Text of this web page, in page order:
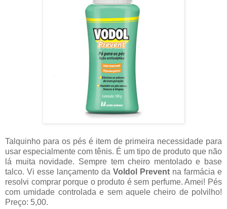
Talquinho para os pés é item de primeira necessidade para
usar especialmente com tênis. É um tipo de produto que não
lá muita novidade. Sempre tem cheiro mentolado e base
talco. Vi esse lançamento da Voldol Prevent na farmácia e
resolvi comprar porque o produto é sem perfume. Amei! Pés
com umidade controlada e sem aquele cheiro de polvilho!
Preço: 5,00.